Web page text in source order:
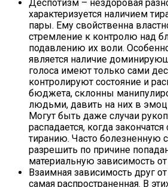
Деспотизм – нездоровая
характеризуется наличием
пары. Ему свойственна
стремление к контролю над
подавлению их воли.
является наличие
голоса имеют только сами
контролируют состояние и
бюджета, склонны
людьми, давить на них в
Могут быть даже случаи
распадается, когда
тиранию. Часто болезненную
разрешить по причине
материальную зависимость от
Взаимная зависимость друг
самая распространенная. В